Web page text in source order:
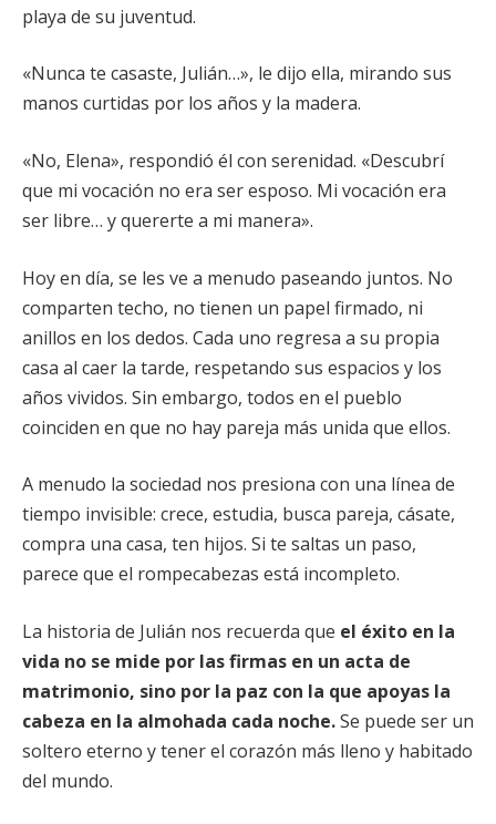
playa de su juventud.
«Nunca te casaste, Julián…», le dijo ella, mirando sus
manos curtidas por los años y la madera.
«No, Elena», respondió él con serenidad. «Descubrí
que mi vocación no era ser esposo. Mi vocación era
ser libre… y quererte a mi manera».
Hoy en día, se les ve a menudo paseando juntos. No
comparten techo, no tienen un papel firmado, ni
anillos en los dedos. Cada uno regresa a su propia
casa al caer la tarde, respetando sus espacios y los
años vividos. Sin embargo, todos en el pueblo
coinciden en que no hay pareja más unida que ellos.
A menudo la sociedad nos presiona con una línea de
tiempo invisible: crece, estudia, busca pareja, cásate,
compra una casa, ten hijos. Si te saltas un paso,
parece que el rompecabezas está incompleto.
La historia de Julián nos recuerda que el éxito en la
vida no se mide por las firmas en un acta de
matrimonio, sino por la paz con la que apoyas la
cabeza en la almohada cada noche.Se puede ser un
soltero eterno y tener el corazón más lleno y habitado
del mundo.